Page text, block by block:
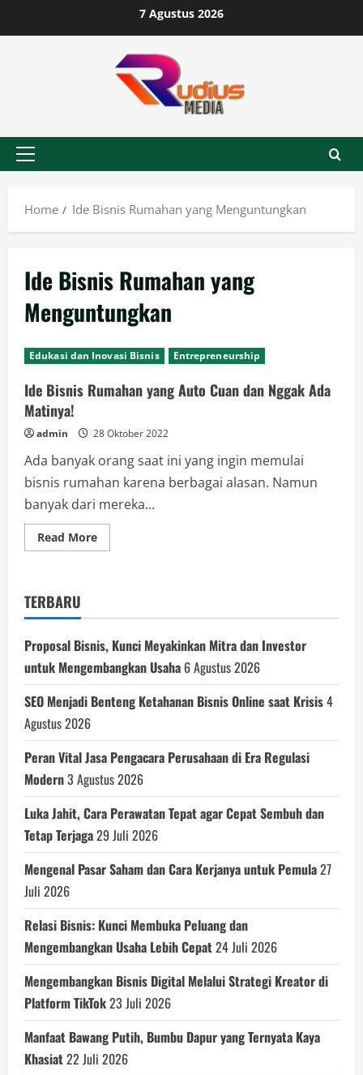
to
7 Agustus 2026
Primary
Home
Ide Bisnis Rumahan yang Menguntungkan
Ide Bisnis Rumahan yang
Menguntungkan
Edukasi dan Inovasi Bisnis Entrepreneurship
Ide Bisnis Rumahan yang Auto Cuan dan Nggak Ada
Matinya!
admin 28 Oktober 2022
Ada banyak orang saat ini yang ingin memulai
bisnis rumahan karena berbagai alasan. Namun
banyak dari mereka...
Read MoreRead
more
Auto
dan
Nggak
Ada
Matinya!
TERBARU
Proposal Bisnis, Kunci Meyakinkan Mitra dan Investor
untuk Mengembangkan Usaha 6 Agustus 2026
SEO Menjadi Benteng Ketahanan Bisnis Online saat Krisis4
Agustus 2026
Peran Vital Jasa Pengacara Perusahaan di Era Regulasi
Modern3 Agustus 2026
Luka Jahit, Cara Perawatan Tepat agar Cepat Sembuh dan
Tetap Terjaga29 Juli 2026
Mengenal Pasar Saham dan Cara Kerjanya untuk Pemula27
Juli 2026
Relasi Bisnis: Kunci Membuka Peluang dan
Mengembangkan Usaha Lebih Cepat24 Juli 2026
Mengembangkan Bisnis Digital Melalui Strategi Kreator di
Platform TikTok23 Juli 2026
Manfaat Bawang Putih, Bumbu Dapur yang Ternyata Kaya
Khasiat22 Juli 2026